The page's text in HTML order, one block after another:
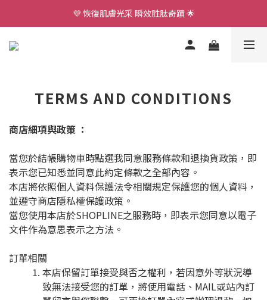
全店滿$3,000享免運🚛
💜 恢復肌膚光采 瞬效胜肽奇蹟 🌟
TERMS AND CONDITIONS
商店細項與政策 ：
當您於結帳購物車時點選我同意服務條款和退換貨政策，即
表示您已知悉並同意此約定條款之全部內容。
本店將依照個人資料保護法令相關規定保護您的個人資料，
並遵守商店隱私權保護政策。
當您使用本店於SHOPLINE之服務時，即表示您同意以電子
文件作為意思表示之方法。
訂單相關
本店保留訂單接受與否之權利，若因意外等狀況導
致無法接受您的訂單，將使用電話、MAIL或站內訂